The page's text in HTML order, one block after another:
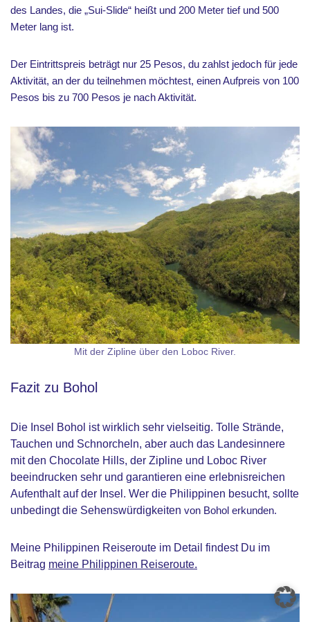
des Landes, die „Sui-Slide“ heißt und 200 Meter tief und 500
Meter lang ist.
Der Eintrittspreis beträgt nur 25 Pesos, du zahlst jedoch für jede
Aktivität, an der du teilnehmen möchtest, einen Aufpreis von 100
Pesos bis zu 700 Pesos je nach Aktivität.
Mit der Zipline über den Loboc River.
Fazit zu Bohol
Die Insel Bohol ist wirklich sehr vielseitig. Tolle Strände,
Tauchen und Schnorcheln, aber auch das Landesinnere
mit den Chocolate Hills, der Zipline und Loboc River
beeindrucken sehr und garantieren eine erlebnisreichen
Aufenthalt auf der Insel. Wer die Philippinen besucht, sollte
unbedingt die Sehenswürdigkeiten von Bohol erkunden.
Meine Philippinen Reiseroute im Detail findest Du im
Beitrag meine Philippinen Reiseroute.